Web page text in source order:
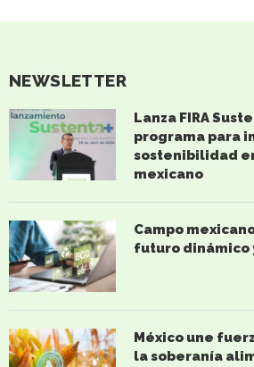
NEWSLETTER
Lanza FIRA
programa para
sostenibilidad
mexicano
Campo
futuro dinámico
México une
la soberanía